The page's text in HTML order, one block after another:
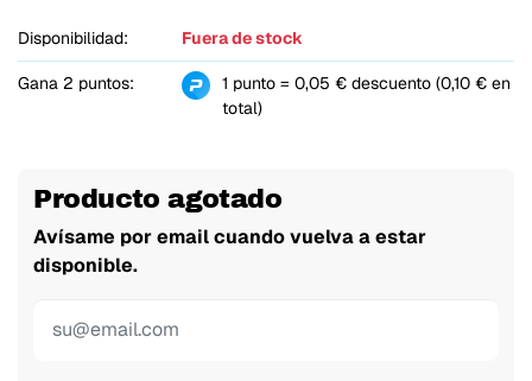
Disponibilidad: Fuera de stock
Gana 2 puntos:
1 punto = 0,05 € descuento (0,10 € en
total)
Producto agotado
Avísame por email cuando vuelva a estar
disponible.